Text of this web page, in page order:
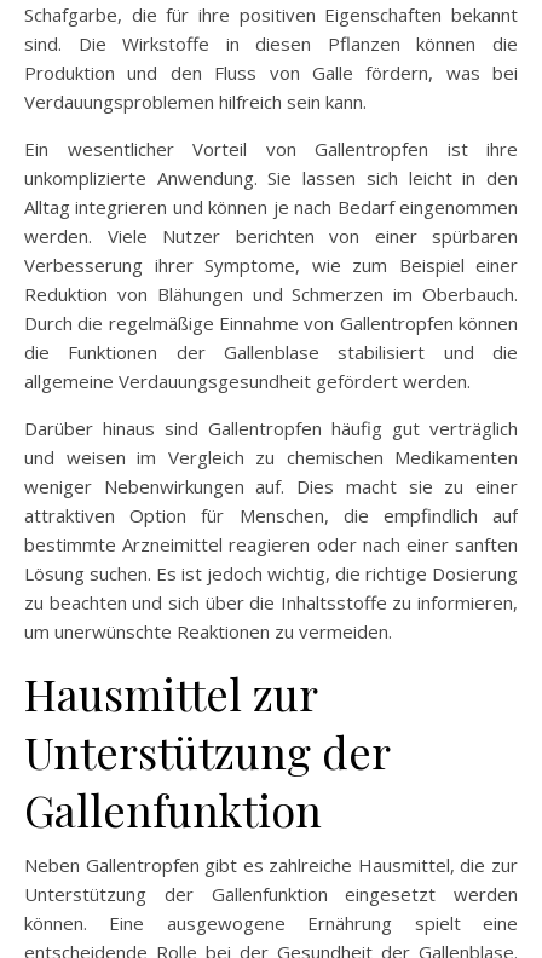
Schafgarbe, die für ihre positiven Eigenschaften bekannt
sind. Die Wirkstoffe in diesen Pflanzen können die
Produktion und den Fluss von Galle fördern, was bei
Verdauungsproblemen hilfreich sein kann.
Ein wesentlicher Vorteil von Gallentropfen ist ihre
unkomplizierte Anwendung. Sie lassen sich leicht in den
Alltag integrieren und können je nach Bedarf eingenommen
werden. Viele Nutzer berichten von einer spürbaren
Verbesserung ihrer Symptome, wie zum Beispiel einer
Reduktion von Blähungen und Schmerzen im Oberbauch.
Durch die regelmäßige Einnahme von Gallentropfen können
die Funktionen der Gallenblase stabilisiert und die
allgemeine Verdauungsgesundheit gefördert werden.
Darüber hinaus sind Gallentropfen häufig gut verträglich
und weisen im Vergleich zu chemischen Medikamenten
weniger Nebenwirkungen auf. Dies macht sie zu einer
attraktiven Option für Menschen, die empfindlich auf
bestimmte Arzneimittel reagieren oder nach einer sanften
Lösung suchen. Es ist jedoch wichtig, die richtige Dosierung
zu beachten und sich über die Inhaltsstoffe zu informieren,
um unerwünschte Reaktionen zu vermeiden.
Hausmittel zur
Unterstützung der
Gallenfunktion
Neben Gallentropfen gibt es zahlreiche Hausmittel, die zur
Unterstützung der Gallenfunktion eingesetzt werden
können. Eine ausgewogene Ernährung spielt eine
entscheidende Rolle bei der Gesundheit der Gallenblase.